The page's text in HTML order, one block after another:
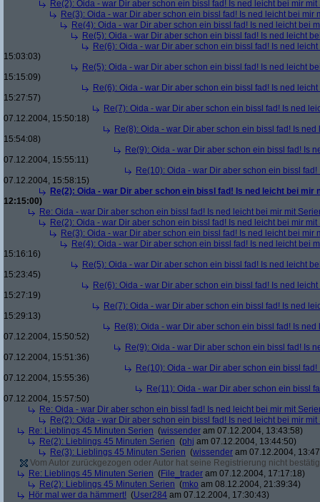
Re(2): Oida - war Dir aber schon ein bissl fad! Is ned leicht bei mir mit
Re(3): Oida - war Dir aber schon ein bissl fad! Is ned leicht bei mir
Re(4): Oida - war Dir aber schon ein bissl fad! Is ned leicht bei
Re(5): Oida - war Dir aber schon ein bissl fad! Is ned leicht
Re(6): Oida - war Dir aber schon ein bissl fad! Is ned
15:03:03)
Re(5): Oida - war Dir aber schon ein bissl fad! Is ned leicht
15:15:09)
Re(6): Oida - war Dir aber schon ein bissl fad! Is ned
15:27:57)
Re(7): Oida - war Dir aber schon ein bissl fad! Is ned
07.12.2004, 15:50:18)
Re(8): Oida - war Dir aber schon ein bissl fad! Is
15:54:08)
Re(9): Oida - war Dir aber schon ein bissl fad! Is
07.12.2004, 15:55:11)
Re(10): Oida - war Dir aber schon ein bissl
07.12.2004, 15:58:15)
Re(2): Oida - war Dir aber schon ein bissl fad! Is ned leicht bei mir
12:15:00)
Re: Oida - war Dir aber schon ein bissl fad! Is ned leicht bei mir mit
Re(2): Oida - war Dir aber schon ein bissl fad! Is ned leicht bei mir mit
Re(3): Oida - war Dir aber schon ein bissl fad! Is ned leicht bei mir
Re(4): Oida - war Dir aber schon ein bissl fad! Is ned leicht bei
15:16:16)
Re(5): Oida - war Dir aber schon ein bissl fad! Is ned leicht
15:23:45)
Re(6): Oida - war Dir aber schon ein bissl fad! Is ned
15:27:19)
Re(7): Oida - war Dir aber schon ein bissl fad! Is ned
15:29:13)
Re(8): Oida - war Dir aber schon ein bissl fad! Is
07.12.2004, 15:50:52)
Re(9): Oida - war Dir aber schon ein bissl fad! Is
07.12.2004, 15:51:36)
Re(10): Oida - war Dir aber schon ein bissl
07.12.2004, 15:55:36)
Re(11): Oida - war Dir aber schon ein bissl
07.12.2004, 15:57:50)
Re: Oida - war Dir aber schon ein bissl fad! Is ned leicht bei mir mit
Re(2): Oida - war Dir aber schon ein bissl fad! Is ned leicht bei mir mit
Re: Lieblings 45 Minuten Serien (wissender am 07.12.2004, 13:43:58)
Re(2): Lieblings 45 Minuten Serien (phj am 07.12.2004, 13:44:50)
Re(3): Lieblings 45 Minuten Serien (wissender am 07.12.2004,
Vom Autor zurückgezogen oder Autor hat seine Registrierung nicht
Re: Lieblings 45 Minuten Serien (File_trader am 07.12.2004, 17:17:18)
Re(2): Lieblings 45 Minuten Serien (mko am 08.12.2004, 21:39:34)
Hör mal wer da hämmert! (User284 am 07.12.2004, 17:30:43)